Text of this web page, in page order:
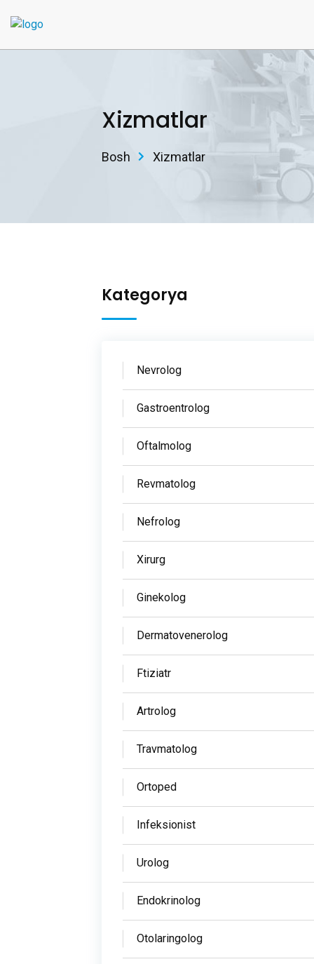
Xizmatlar
Bosh Xizmatlar
Kategorya
Nevrolog
Gastroentrolog
Oftalmolog
Revmatolog
Nefrolog
Xirurg
Ginekolog
Dermatovenerolog
Ftiziatr
Artrolog
Travmatolog
Ortoped
Infeksionist
Urolog
Endokrinolog
Otolaringolog